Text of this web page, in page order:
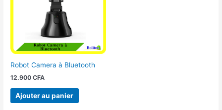
Robot Camera à Bluetooth
12.900CFA
Ajouter au panier